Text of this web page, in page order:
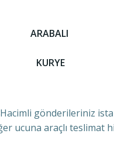
ARABALI
KURYE
gönderileriniz
ucuna araçlı teslimat